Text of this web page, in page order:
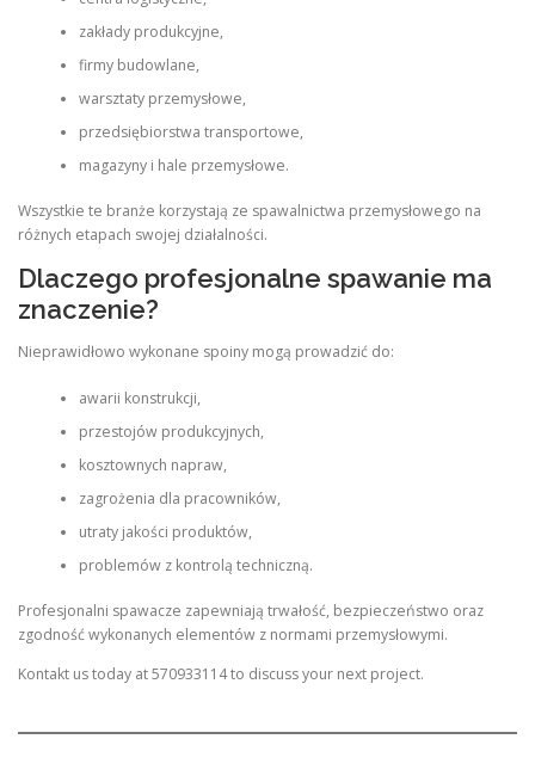
zakłady produkcyjne,
firmy budowlane,
warsztaty przemysłowe,
przedsiębiorstwa transportowe,
magazyny i hale przemysłowe.
Wszystkie te branże korzystają ze spawalnictwa przemysłowego na
różnych etapach swojej działalności.
Dlaczego profesjonalne spawanie ma
znaczenie?
Nieprawidłowo wykonane spoiny mogą prowadzić do:
awarii konstrukcji,
przestojów produkcyjnych,
kosztownych napraw,
zagrożenia dla pracowników,
utraty jakości produktów,
problemów z kontrolą techniczną.
Profesjonalni spawacze zapewniają trwałość, bezpieczeństwo oraz
zgodność wykonanych elementów z normami przemysłowymi.
Kontakt us today at 570933114 to discuss your next project.